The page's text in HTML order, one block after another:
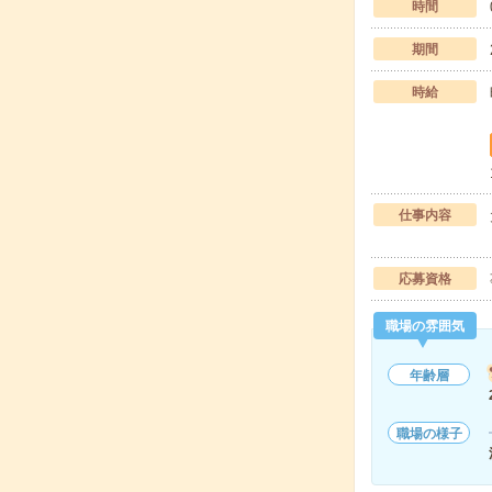
時間
期間
時給
仕事内容
応募資格
職場の雰囲気
年齢層
職場の様子